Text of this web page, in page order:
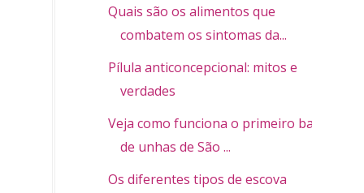
Quais são os alimentos que
combatem os sintomas da...
Pílula anticoncepcional: mitos e
verdades
Veja como funciona o primeiro bar
de unhas de São ...
Os diferentes tipos de escova